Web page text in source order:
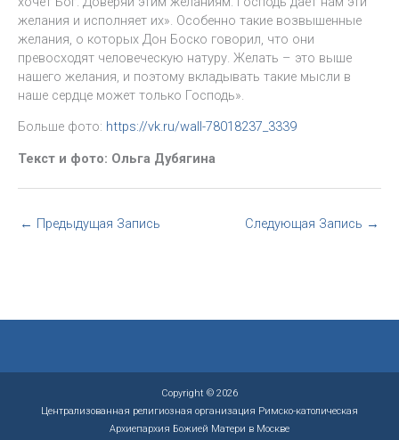
желания и исполняет их». Особенно такие возвышенные
желания, о которых Дон Боско говорил, что они
превосходят человеческую натуру. Желать – это выше
нашего желания, и поэтому вкладывать такие мысли в
наше сердце может только Господь».
Больше фото: https://vk.ru/wall-78018237_3339
Текст и фото: Ольга Дубягина
← Предыдущая Запись Следующая Запись →
Copyright © 2026
Централизованная религиозная организация Римско-католическая
Архиепархия Божией Матери в Москве